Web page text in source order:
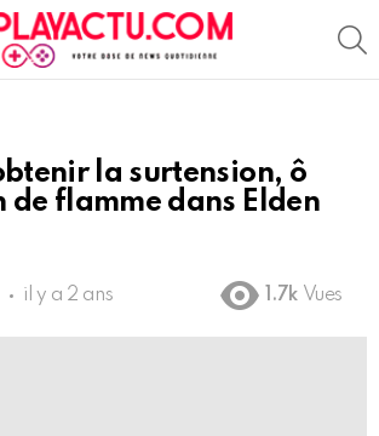
la surtension, ô
de flamme dans Elden
il y a 2 ans 1.7k Vues